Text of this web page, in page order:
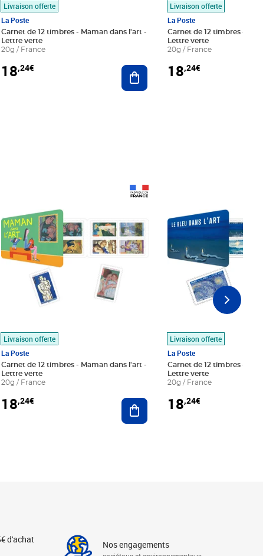
au panier
Livraison offerte
La Poste
Carnet de 12 timbres - Maman dans l'art -
Lettre verte
20g / France
18,24€ Ajouter au panier
Livraison offerte
La Poste
Carnet de 12 timbres - Le
Lettre verte
20g / France
18,24€
au panier
Livraison offerte
La Poste
Carnet de 12 timbres - Maman dans l'art -
Lettre verte
20g / France
18,24€ Ajouter au panier
Livraison offerte
La Poste
Carnet de 12 timbres - Le
Lettre verte
20g / France
18,24€
d'achat Nos engagements